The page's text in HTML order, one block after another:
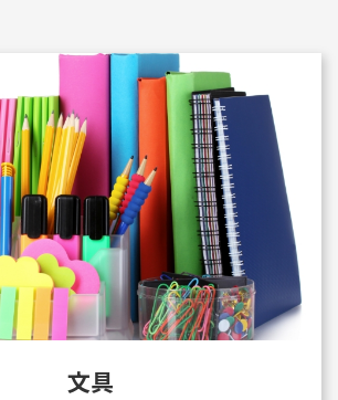
文具